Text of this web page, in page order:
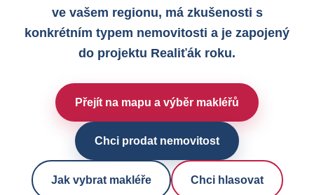
ve vašem regionu, má zkušenosti s
konkrétním typem nemovitosti a je zapojený
do projektu Realiťák roku.
Přejít na mapu a výběr makléřů
Chci prodat nemovitost
Jak vybrat makléře Chci hlasovat